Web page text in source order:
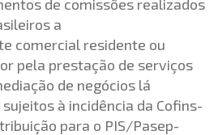
de comissões realizados
a
comercial residente ou
pela prestação de serviços
de negócios lá
à incidência da Cofins-
para o PIS/Pasep-